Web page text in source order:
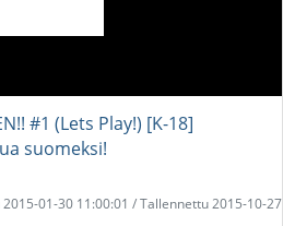
#1 (Lets Play!) [K-18]
suomeksi!
2015-01-30 11:00:01 / Tallennettu 2015-10-27